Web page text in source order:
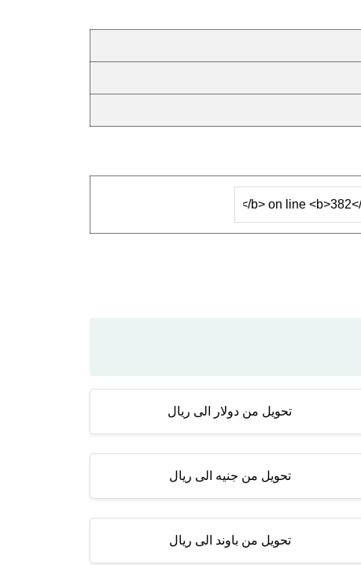
تحويل من دولار الى ريال
تحويل من جنيه الى ريال
تحويل من باوند الى ريال